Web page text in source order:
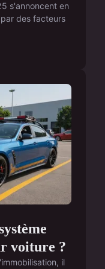
s'annoncent en
des facteurs
voiture ?
il